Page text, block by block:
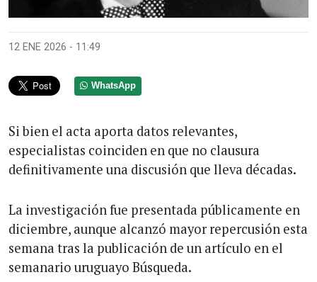
12 ENE 2026 - 11:49
WhatsApp
Si bien el acta aporta datos relevantes,
especialistas coinciden en que no clausura
definitivamente una discusión que lleva décadas.
La investigación fue presentada públicamente en
diciembre, aunque alcanzó mayor repercusión esta
semana tras la publicación de un artículo en el
semanario uruguayo Búsqueda.